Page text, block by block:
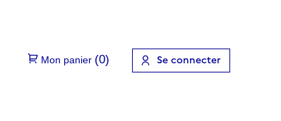
Se connecter